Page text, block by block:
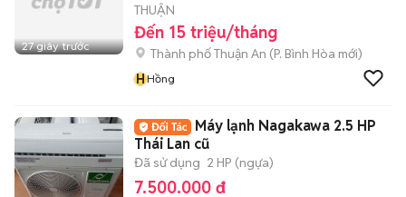
27 giây trước
THUẬN
Đến 15 triệu/tháng
Thành phố Thuận An (P. Bình Hòa mới)
HHồng
Máy lạnh Nagakawa 2.5 HP
Thái Lan cũ
Đã sử dụng 2 HP (ngựa)
7.500.000 đ